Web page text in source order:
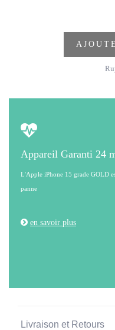
Appareil Garanti 24
L'Apple iPhone 15 grade GOLD
panne
en savoir plus
Livraison et Retours